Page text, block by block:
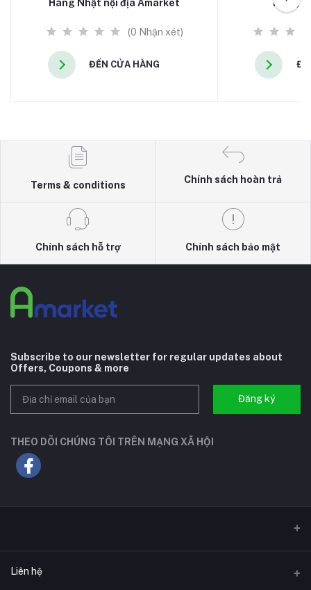
Hàng Nhật nội địa Amarket
(0 Nhận xét)
ĐẾN CỬA HÀNG
Hàng
Terms & conditions
Chính sách hoàn trả
Chính sách hỗ trợ Chính sách bảo mật
Subscribe to our newsletter for regular updates about
Offers, Coupons & more
Đăng ký
THEO DÕI CHÚNG TÔI TRÊN MẠNG XÃ HỘI
Liên hệ